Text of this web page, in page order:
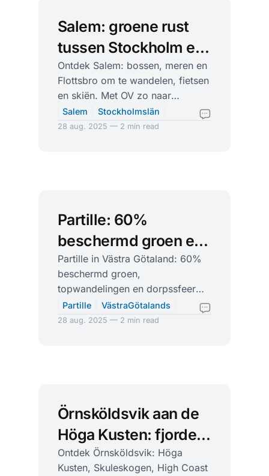
Salem: groene rust
tussen Stockholm en
de eilandrijke
skärgård
Ontdek Salem: bossen, meren en
Flottsbro om te wandelen, fietsen
en skiën. Met OV zo naar
Stockholm en de archipel voor
kajak, SUP en sauna.
Salem Stockholmslän
28 aug. 2025 — 2 min read
Partille: 60%
beschermd groen en
buitenleven naast
Göteborg
Partille in Västra Götaland: 60%
beschermd groen,
topwandelingen en dorpssfeer
naast Göteborg. Tips voor natuur,
erfgoed, eten, routes en vervoer.
Partille VästraGötalands
28 aug. 2025 — 2 min read
Örnsköldsvik aan de
Höga Kusten: fjorden,
kliffen en stilte
Ontdek Örnsköldsvik: Höga
Kusten, Skuleskogen, High Coast